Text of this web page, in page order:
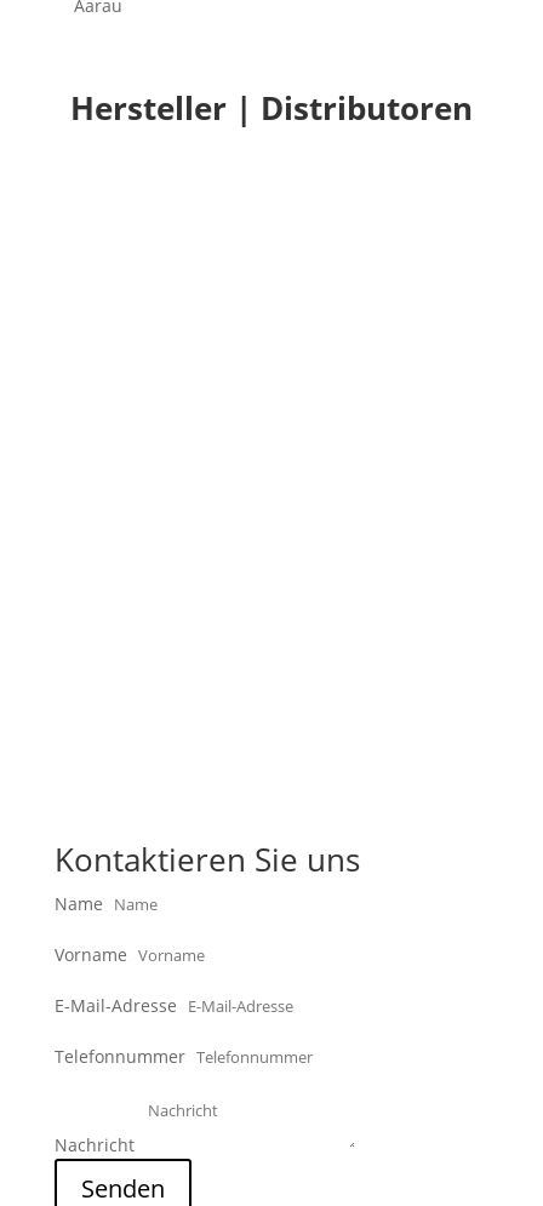
Hersteller | Distributoren
Kontaktieren Sie uns
Name
Vorname
E-Mail-Adresse
Telefonnummer
Nachricht
Senden